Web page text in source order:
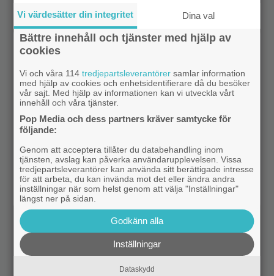
Vi värdesätter din integritet Dina val
Bättre innehåll och tjänster med hjälp av
cookies
Vi och våra 114tredjepartsleverantörer samlar information
med hjälp av cookies och enhetsidentifierare då du besöker
vår sajt. Med hjälp av informationen kan vi utveckla vårt
innehåll och våra tjänster.
Pop Media och dess partners kräver samtycke för
följande:
Genom att acceptera tillåter du databehandling inom
tjänsten, avslag kan påverka användarupplevelsen. Vissa
tredjepartsleverantörer kan använda sitt berättigade intresse
för att arbeta, du kan invända mot det eller ändra andra
inställningar när som helst genom att välja "Inställningar"
längst ner på sidan.
Godkänn alla
Inställningar
Dataskydd